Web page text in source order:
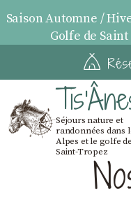
Saison Automne /
Golfe de Saint
Séjours nature et
randonnées dans
Alpes et le golfe de
Saint-Tropez